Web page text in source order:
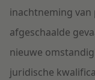
inachtneming van
afgeschaalde
nieuwe
juridische